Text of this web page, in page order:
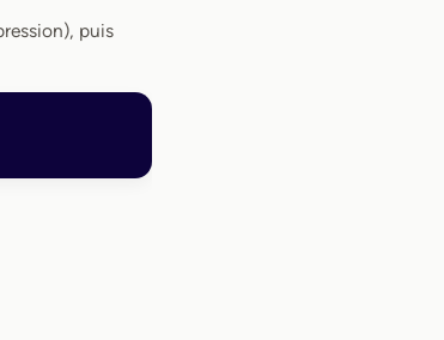
puis